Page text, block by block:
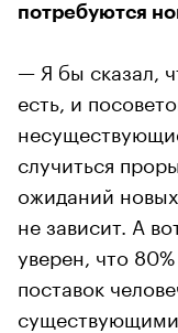
потребуются
— Я бы сказал,
есть, и
случиться
ожиданий
не зависит. А
уверен, что
поставок
существующими